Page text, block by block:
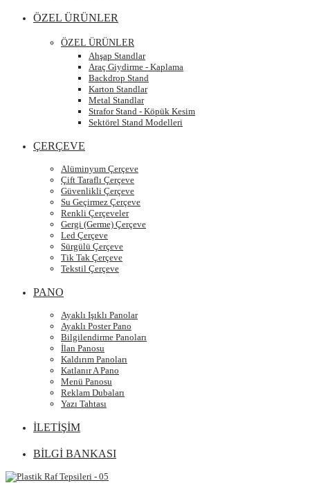
ÖZEL ÜRÜNLER
ÖZEL ÜRÜNLER
Ahşap Standlar
Araç Giydirme - Kaplama
Backdrop Stand
Karton Standlar
Metal Standlar
Strafor Stand - Köpük Kesim
Sektörel Stand Modelleri
ÇERÇEVE
Alüminyum Çerçeve
Çift Taraflı Çerçeve
Güvenlikli Çerçeve
Su Geçirmez Çerçeve
Renkli Çerçeveler
Gergi (Germe) Çerçeve
Led Çerçeve
Sürgülü Çerçeve
Tik Tak Çerçeve
Tekstil Çerçeve
PANO
Ayaklı Işıklı Panolar
Ayaklı Poster Pano
Bilgilendirme Panoları
İlan Panosu
Kaldırım Panoları
Katlanır A Pano
Menü Panosu
Reklam Dubaları
Yazı Tahtası
İLETİŞİM
BİLGİ BANKASI